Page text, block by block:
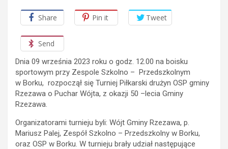
Share Pin it Tweet
Send
Dnia 09 września 2023 roku o godz. 12.00 na boisku
sportowym przy Zespole Szkolno – Przedszkolnym
w Borku, rozpoczął się Turniej Piłkarski drużyn OSP gminy
Rzezawa o Puchar Wójta, z okazji 50 –lecia Gminy
Rzezawa.
Organizatorami turnieju byli: Wójt Gminy Rzezawa, p.
Mariusz Palej, Zespół Szkolno – Przedszkolny w Borku,
oraz OSP w Borku. W turnieju brały udział następujące